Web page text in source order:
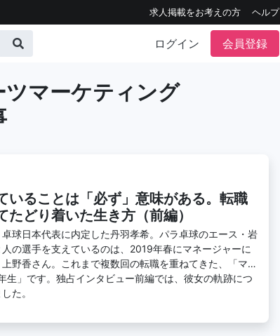
求人掲載をお考えの方 ヘルプ
ログイン 会員登録
マーケティング
いることは「必ず」意味がある。転職
たどり着いた生き方（前編）
球日本代表に内定した丹羽孝希。パラ卓球のエース・岩
の選手を支えているのは、2019年春にマネージャーに
野香さん。これまで複数回の転職を重ねてきた、「マネ
生」です。独占インタビュー前編では、彼女の軌跡につ
た。